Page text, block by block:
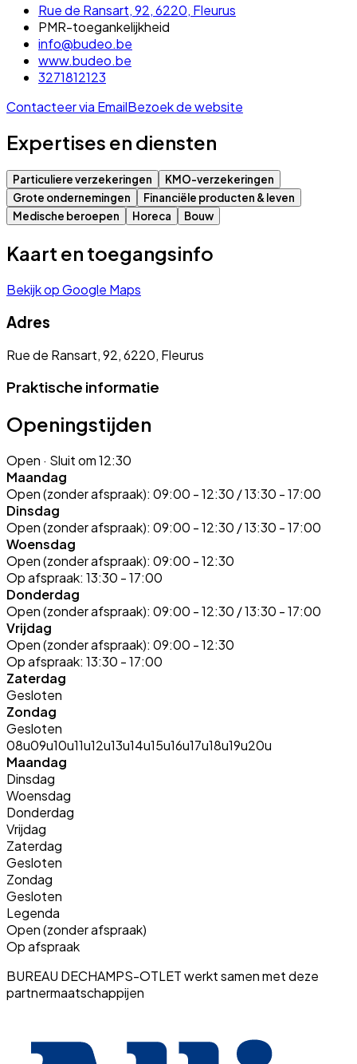
Rue de Ransart, 92, 6220, Fleurus
PMR-toegankelijkheid
info@budeo.be
www.budeo.be
3271812123
Contacteer via EmailBezoek de website
Expertises en diensten
Particuliere verzekeringen
KMO-verzekeringen
Grote ondernemingen
Financiële producten & leven
Medische beroepen
Horeca Bouw
Kaart en toegangsinfo
Bekijk op Google Maps
Adres
Rue de Ransart, 92, 6220, Fleurus
Praktische informatie
Openingstijden
Open · Sluit om 12:30
Maandag
Open (zonder afspraak): 09:00 - 12:30 / 13:30 - 17:00
Dinsdag
Open (zonder afspraak): 09:00 - 12:30 / 13:30 - 17:00
Woensdag
Open (zonder afspraak): 09:00 - 12:30
Op afspraak: 13:30 - 17:00
Donderdag
Open (zonder afspraak): 09:00 - 12:30 / 13:30 - 17:00
Vrijdag
Open (zonder afspraak): 09:00 - 12:30
Op afspraak: 13:30 - 17:00
Zaterdag
Gesloten
Zondag
Gesloten
08u09u10u11u12u13u14u15u16u17u18u19u20u
Maandag
Dinsdag
Woensdag
Donderdag
Vrijdag
Zaterdag
Gesloten
Zondag
Gesloten
Legenda
Open (zonder afspraak)
Op afspraak
BUREAU DECHAMPS-OTLET werkt samen met deze
partnermaatschappijen